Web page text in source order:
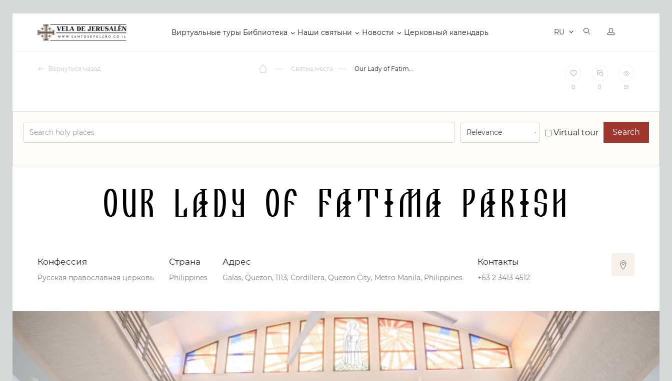
Виртуальные туры Библиотека Наши святыни Новости Церковный календарь RU
Вернуться назад Святые места Our Lady of Fatima Parish
0 0 51
Virtual tour Search
Our Lady of Fatima Parish
Конфессия
Русская православная церковь
Страна
Philippines
Адрес
Galas, Quezon, 1113, Cordillera, Quezon City, Metro Manila, Philippines
Контакты
+63 2 3413 4512
51